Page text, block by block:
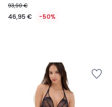
93,90 €
46,95 € -50%